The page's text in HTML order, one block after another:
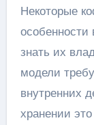
Некоторые
особенности
знать их
модели
внутренних
хранении